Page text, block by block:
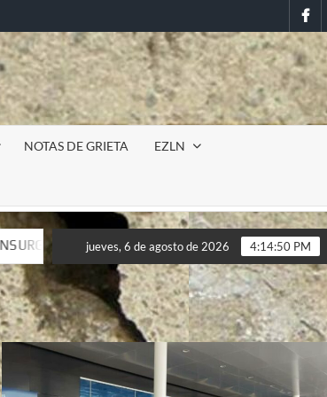
NOTAS DE GRIETA EZLN
Incursión militar en la UAEM
Incursión militar en la UAEM
jueves, 6 de agosto de 2026 4:14:53 PM